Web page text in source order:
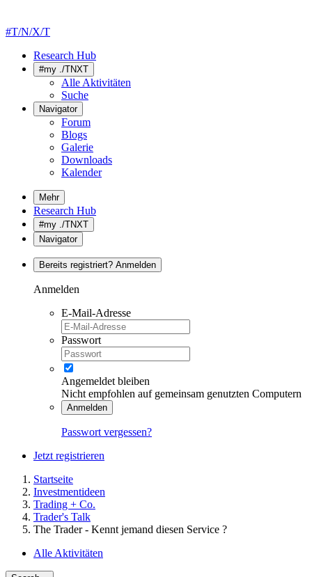
#T/N/X/T
Research Hub
#my ./TNXT
Alle Aktivitäten
Suche
Navigator
Forum
Blogs
Galerie
Downloads
Kalender
Mehr
Research Hub
#my ./TNXT
Navigator
Bereits registriert? Anmelden
Anmelden
E-Mail-Adresse
Passwort
Angemeldet bleiben
Nicht empfohlen auf gemeinsam genutzten Computern
Anmelden
Passwort vergessen?
Jetzt registrieren
Startseite
Investmentideen
Trading + Co.
Trader's Talk
The Trader - Kennt jemand diesen Service ?
Alle Aktivitäten